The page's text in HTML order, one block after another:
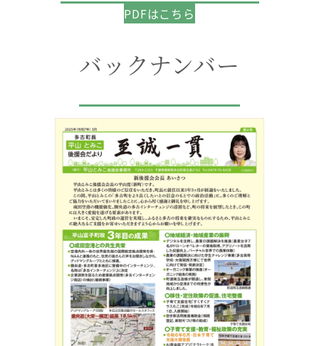
PDFはこちら
バックナンバー